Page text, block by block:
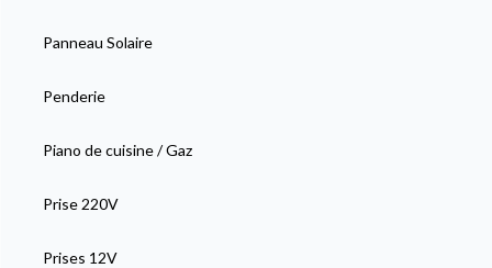
Panneau Solaire
Penderie
Piano de cuisine / Gaz
Prise 220V
Prises 12V